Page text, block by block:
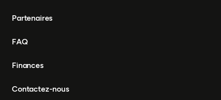
Partenaires
FAQ
Finances
Contactez-nous